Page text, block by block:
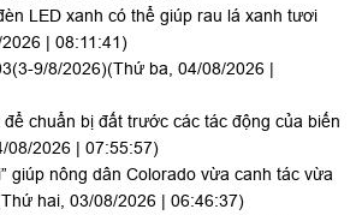
LED xanh có thể giúp rau lá xanh tươi
| 08:11:41)
9/8/2026)(Thứ ba, 04/08/2026 |
chuẩn bị đất trước các tác động của biến
08/2026 | 07:55:57)
giúp nông dân Colorado vừa canh tác vừa
hai, 03/08/2026 | 06:46:37)